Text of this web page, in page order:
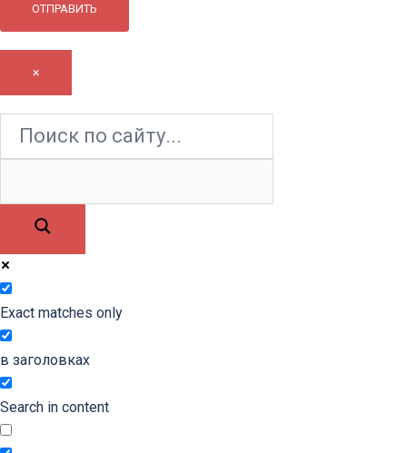
ОТПРАВИТЬ
×
Exact matches only
в заголовках
Search in content